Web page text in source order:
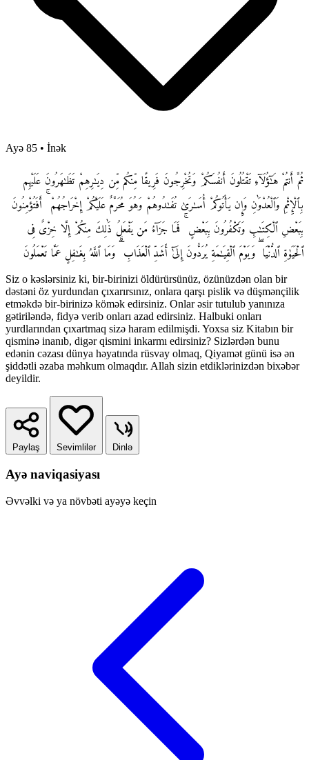
Ayə 85 • İnək
ثُمَّ أَنتُمْ هَـٰٓؤُلَآءِ تَقْتُلُونَ أَنفُسَكُمْ وَتُخْرِجُونَ فَرِيقًا مِّنكُم مِّن دِيَـٰرِهِمْ تَظَـٰهَرُونَ عَلَيْهِم
بِٱلْإِثْمِ وَٱلْعُدْوَٰنِ وَإِن يَأْتُوكُمْ أُسَـٰرَىٰ تُفَـٰدُوهُمْ وَهُوَ مُحَرَّمٌ عَلَيْكُمْ إِخْرَاجُهُمْ ۚ أَفَتُؤْمِنُونَ
بِبَعْضِ ٱلْكِتَـٰبِ وَتَكْفُرُونَ بِبَعْضٍ ۚ فَمَا جَزَآءُ مَن يَفْعَلُ ذَٰلِكَ مِنكُمْ إِلَّا خِزْىٌ فِى
ٱلْحَيَوٰةِ ٱلدُّنْيَا ۖ وَيَوْمَ ٱلْقِيَـٰمَةِ يُرَدُّونَ إِلَىٰٓ أَشَدِّ ٱلْعَذَابِ ۗ وَمَا ٱللَّهُ بِغَـٰفِلٍ عَمَّا تَعْمَلُونَ
Siz o kəslərsiniz ki, bir-birinizi öldürürsünüz, özünüzdən olan bir
dəstəni öz yurdundan çıxarırsınız, onlara qarşı pislik və düşmənçilik
etməkdə bir-birinizə kömək edirsiniz. Onlar əsir tutulub yanınıza
gətiriləndə, fidyə verib onları azad edirsiniz. Halbuki onları
yurdlarından çıxartmaq sizə haram edilmişdi. Yoxsa siz Kitabın bir
qisminə inanıb, digər qismini inkarmı edirsiniz? Sizlərdən bunu
edənin cəzası dünya həyatında rüsvay olmaq, Qiyamət günü isə ən
şiddətli əzaba məhkum olmaqdır. Allah sizin etdiklərinizdən bixəbər
deyildir.
Paylaş Sevimlilər Dinlə
Ayə naviqasiyası
Əvvəlki və ya növbəti ayəyə keçin